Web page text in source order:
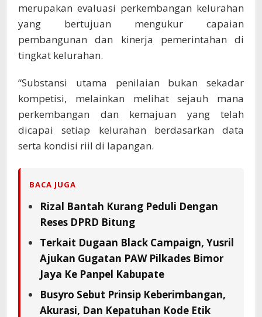
merupakan evaluasi perkembangan kelurahan
yang bertujuan mengukur capaian
pembangunan dan kinerja pemerintahan di
tingkat kelurahan.
“Substansi utama penilaian bukan sekadar
kompetisi, melainkan melihat sejauh mana
perkembangan dan kemajuan yang telah
dicapai setiap kelurahan berdasarkan data
serta kondisi riil di lapangan.
BACA JUGA
Rizal Bantah Kurang Peduli Dengan
Reses DPRD Bitung
Terkait Dugaan Black Campaign, Yusril
Ajukan Gugatan PAW Pilkades Bimor
Jaya Ke Panpel Kabupate
Busyro Sebut Prinsip Keberimbangan,
Akurasi, Dan Kepatuhan Kode Etik